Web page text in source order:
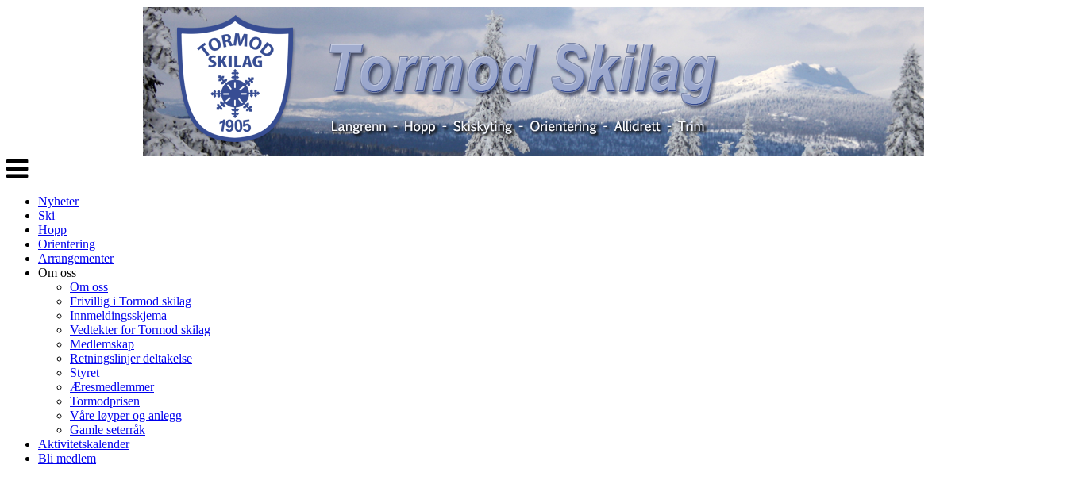
Veksle
navigasjon
Nyheter
Ski
Hopp
Orientering
Arrangementer
Om oss
Om oss
Frivillig i Tormod skilag
Innmeldingsskjema
Vedtekter for Tormod skilag
Medlemskap
Retningslinjer deltakelse
Styret
Æresmedlemmer
Tormodprisen
Våre løyper og anlegg
Gamle seterråk
Aktivitetskalender
Bli medlem